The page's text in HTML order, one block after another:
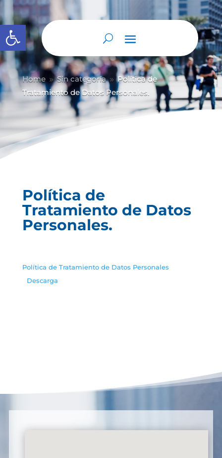
Abrir barra de herramientas
Home 9 Sin categoría 9 Política de
Tratamiento de Datos Personales.
Política de
Tratamiento de Datos
Personales.
Política de Tratamiento de Datos Personales
Descarga